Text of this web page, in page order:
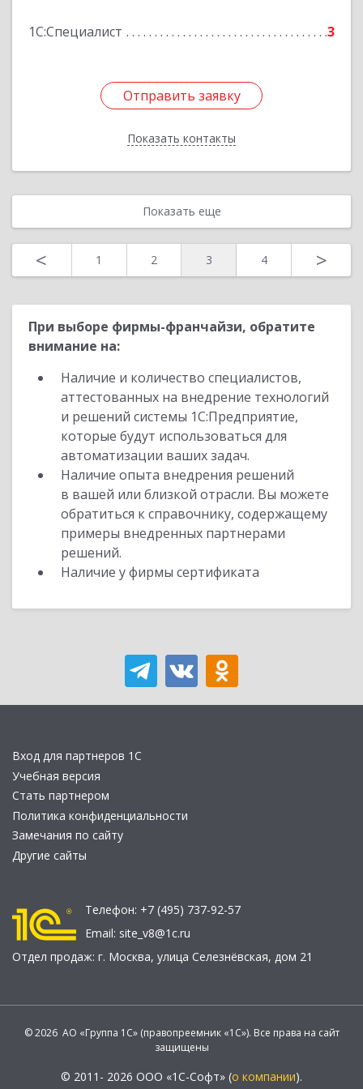
1С:Специалист 3
Отправить заявку
Показать контакты
Отправить заявку
Назад
Показать еще
< 1 2 3 4 >
При выборе фирмы-франчайзи, обратите
внимание на:
Наличие и количество специалистов,
аттестованных на внедрение технологий
и решений системы 1С:Предприятие,
которые будут использоваться для
автоматизации ваших задач.
Наличие опыта внедрения решений
в вашей или близкой отрасли. Вы можете
обратиться к справочнику, содержащему
примеры внедренных партнерами
решений.
Наличие у фирмы сертификата
Вход для партнеров 1С
Учебная версия
Стать партнером
Политика конфиденциальности
Замечания по сайту
Другие сайты
Телефон: +7 (495) 737-92-57
Email: site_v8@1c.ru
Отдел продаж: г. Москва, улица Селезнёвская, дом 21
© 2026 АО «Группа 1С» (правопреемник «1С»). Все права на сайт
защищены
© 2011- 2026 ООО «1С-Софт» (о компании).